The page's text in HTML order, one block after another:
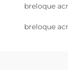
breloque
breloque